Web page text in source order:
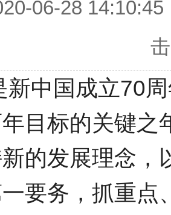
06-28
新中国成立70
目标的关键之
的发展理念，
要务，抓重点